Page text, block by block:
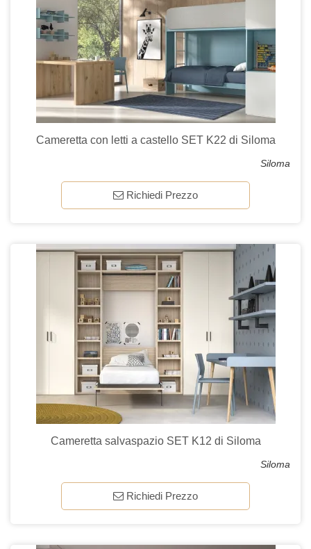
Cameretta con letti a castello SET K22 di Siloma
Siloma
Richiedi Prezzo
Cameretta salvaspazio SET K12 di Siloma
Siloma
Richiedi Prezzo